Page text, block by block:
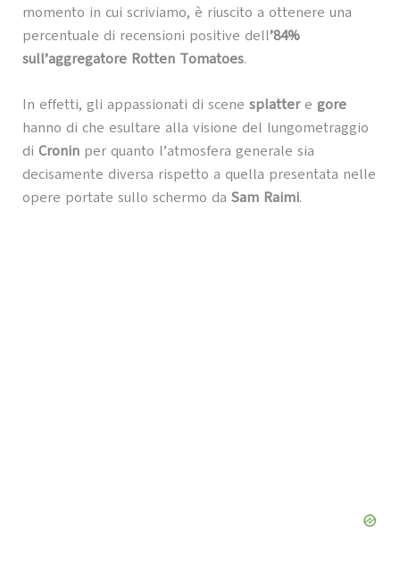
momento in cui scriviamo, è riuscito a ottenere una
percentuale di recensioni positive dell’84%
sull’aggregatore Rotten Tomatoes.
In effetti, gli appassionati di scene splattere gore
hanno di che esultare alla visione del lungometraggio
di Croninper quanto l’atmosfera generale sia
decisamente diversa rispetto a quella presentata nelle
opere portate sullo schermo da Sam Raimi.